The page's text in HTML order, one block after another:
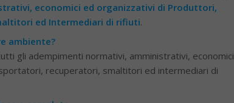
economici ed organizzativi di Produttori,
ed Intermediari di rifiuti.
ambiente?
gli adempimenti normativi, amministrativi, economici
recuperatori, smaltitori ed intermediari di